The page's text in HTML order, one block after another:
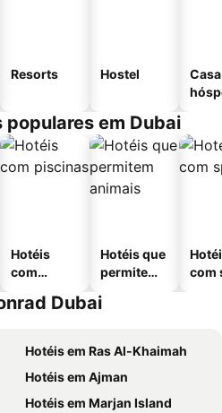
Resorts Hostel
em Dubai
Hotéis
com
Hotéis que
permitem
com
Dubai
Hotéis em Ras Al-Khaimah
Hotéis em Ajman
Hotéis em Marjan Island